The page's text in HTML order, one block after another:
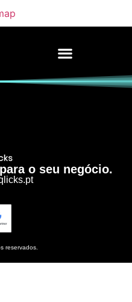
o seu negócio.
reservados.